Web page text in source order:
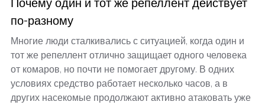
Почему один и тот же репеллент действует
по-разному
Многие люди сталкивались с ситуацией, когда один и
тот же репеллент отлично защищает одного человека
от комаров, но почти не помогает другому. В одних
условиях средство работает несколько часов, а в
других насекомые продолжают активно атаковать уже